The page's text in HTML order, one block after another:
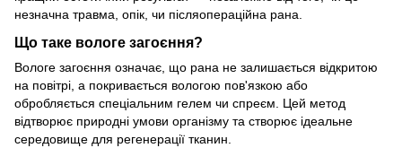
незначна травма, опік, чи післяопераційна рана.
Що таке вологе загоєння?
Вологе загоєння означає, що рана не залишається відкритою
на повітрі, а покривається вологою пов'язкою або
обробляється спеціальним гелем чи спреєм. Цей метод
відтворює природні умови організму та створює ідеальне
середовище для регенерації тканин.